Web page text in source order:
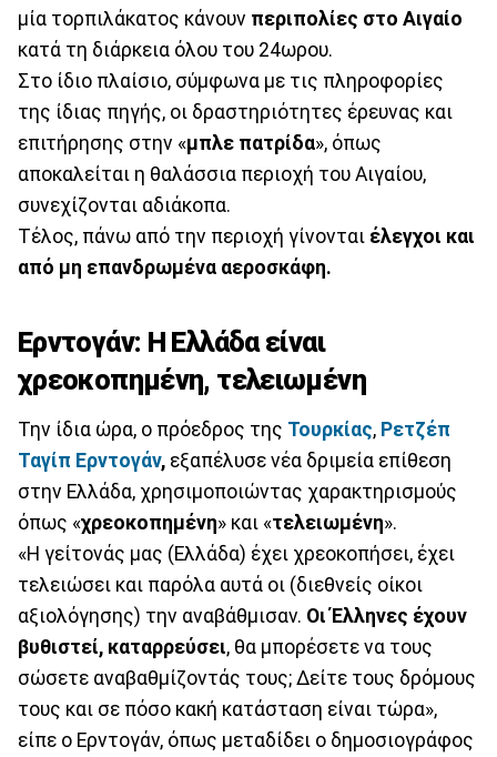
μία τορπιλάκατος κάνουν περιπολίες στο Αιγαίο
κατά τη διάρκεια όλου του 24ωρου.
Στο ίδιο πλαίσιο, σύμφωνα με τις πληροφορίες
της ίδιας πηγής, οι δραστηριότητες έρευνας και
επιτήρησης στην «μπλε πατρίδα», όπως
αποκαλείται η θαλάσσια περιοχή του Αιγαίου,
συνεχίζονται αδιάκοπα.
Τέλος, πάνω από την περιοχή γίνονται έλεγχοι και
από μη επανδρωμένα αεροσκάφη.
Ερντογάν: Η Ελλάδα είναι
χρεοκοπημένη, τελειωμένη
Την ίδια ώρα, ο πρόεδρος της Τουρκίας, Ρετζέπ
Ταγίπ Ερντογάν, εξαπέλυσε νέα δριμεία επίθεση
στην Ελλάδα, χρησιμοποιώντας χαρακτηρισμούς
όπως «χρεοκοπημένη» και «τελειωμένη».
«Η γείτονάς μας (Ελλάδα) έχει χρεοκοπήσει, έχει
τελειώσει και παρόλα αυτά οι (διεθνείς οίκοι
αξιολόγησης) την αναβάθμισαν. Οι Έλληνες έχουν
βυθιστεί, καταρρεύσει, θα μπορέσετε να τους
σώσετε αναβαθμίζοντάς τους; Δείτε τους δρόμους
τους και σε πόσο κακή κατάσταση είναι τώρα»,
είπε ο Ερντογάν, όπως μεταδίδει ο δημοσιογράφος